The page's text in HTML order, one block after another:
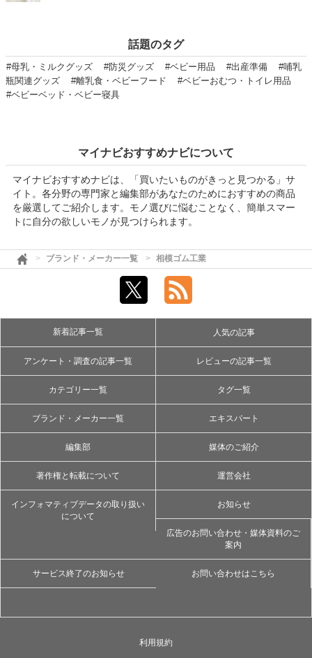
話題のタグ
#母乳・ミルクグッズ #防災グッズ #ベビー用品 #出産準備
#哺乳
瓶関連グッズ
#離乳食・ベビーフード
#ベビーおむつ・トイレ用品
#ベビーベッド・ベビー寝具
マイナビおすすめナビについて
マイナビおすすめナビは、「買いたいものがきっと見つかる」サ
イト。各分野の専門家と編集部があなたのためにおすすめの商品
を厳選してご紹介します。モノ選びに悩むことなく、簡単スマー
トに自分の欲しいモノが見つけられます。
ブランド・メーカー一覧 相模ゴム工業
新着記事一覧 人気の記事
アンケート・調査の記事一覧 レビューの記事一覧
カテゴリー一覧 タグ一覧
ブランド・メーカー一覧 エキスパート
編集部 媒体のご紹介
著作権と転載について 運営会社
インフォマティブデータの取り扱い
について
お知らせ
広告のお問い合わせ・媒体資料のご
案内
サービス終了のお知らせ お問い合わせはこちら
利用規約